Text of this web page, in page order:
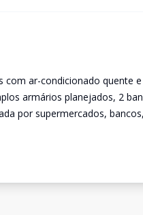
ar-condicionado quente
armários planejados, 2
por supermercados,